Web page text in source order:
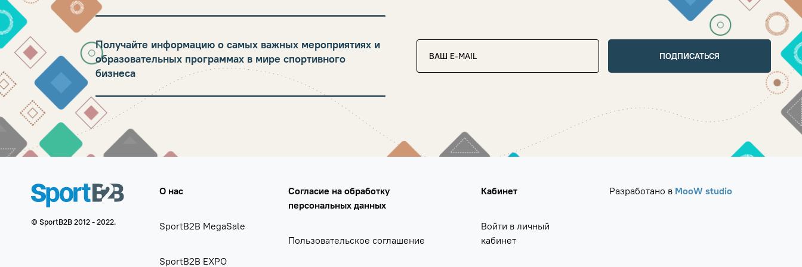
Получайте информацию о самых важных мероприятиях и
образовательных программах в мире спортивного
бизнеса
ПОДПИСАТЬСЯ
© SportB2B 2012 - 2022.
О нас
SportB2B MegaSale
SportB2B EXPO
Согласие на обработку
персональных данных
Пользовательское соглашение
Кабинет
Войти в личный
кабинет
Разработано в MooW studio